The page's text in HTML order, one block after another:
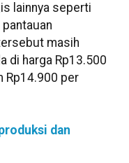
lainnya seperti
masih
di harga Rp13.500
Rp14.900 per
dan